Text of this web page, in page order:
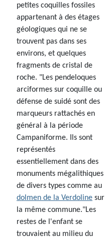
petites coquilles fossiles
appartenant à des étages
géologiques qui ne se
trouvent pas dans ses
environs, et quelques
fragments de cristal de
roche. "Les pendeloques
arciformes sur coquille ou
défense de suidé sont des
marqueurs rattachés en
général à la période
Campaniforme. Ils sont
représentés
essentiellement dans des
monuments mégalithiques
de divers types comme au
dolmen de la Verdoline sur
la même commune."Les
restes de l'enfant se
trouvaient au milieu du